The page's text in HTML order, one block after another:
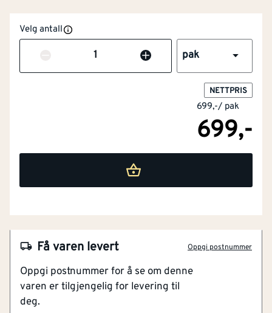
Velg antall
Antall pak
NETTPRIS
699,-/ pak
699,-
Få varen levert Oppgi postnummer
Oppgi postnummer for å se om denne
varen er tilgjengelig for levering til
deg.
Artikkelnummer
Til montering av stålbeslag mot tre
Torx for bedre grep
Fiberkutt spiss